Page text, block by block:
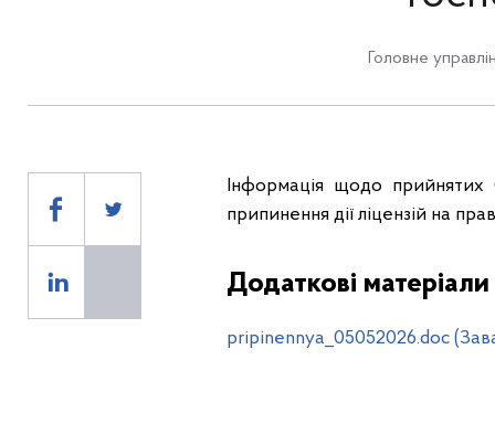
Головне
Інформація щодо
припинення дії ліцензій на
Додаткові матеріали
pripinennya_05052026.doc